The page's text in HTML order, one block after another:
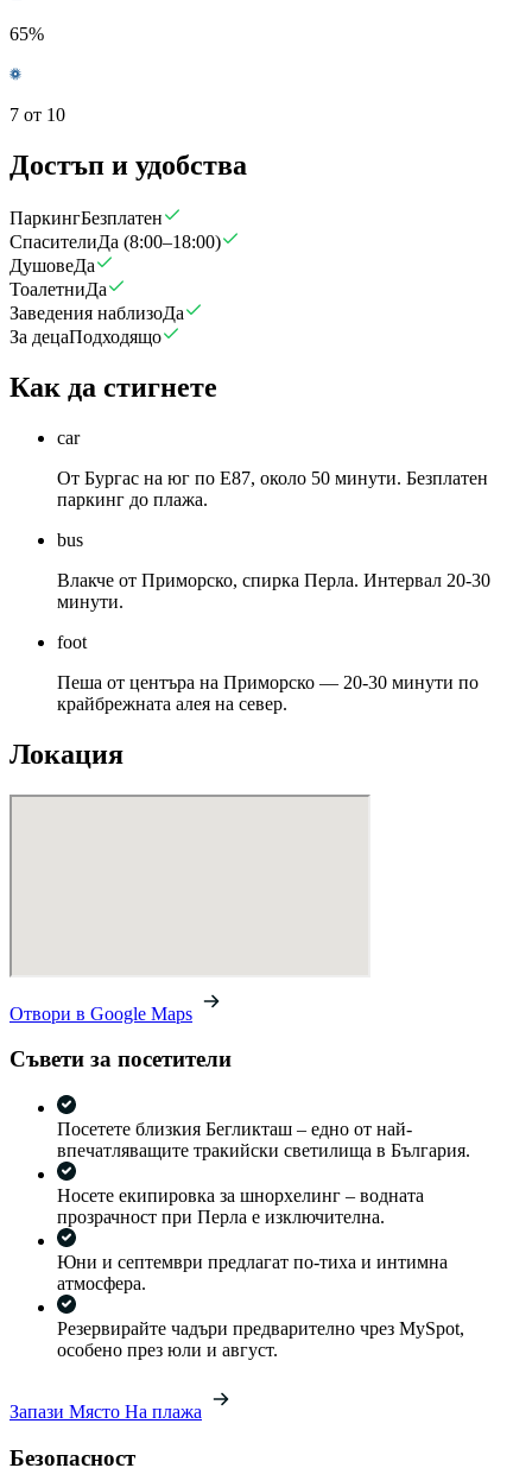
65%
7 от 10
Достъп и удобства
ПаркингБезплатен
СпасителиДа (8:00–18:00)
ДушовеДа
ТоалетниДа
Заведения наблизоДа
За децаПодходящо
Как да стигнете
car
От Бургас на юг по Е87, около 50 минути. Безплатен
паркинг до плажа.
bus
Влакче от Приморско, спирка Перла. Интервал 20-30
минути.
foot
Пеша от центъра на Приморско — 20-30 минути по
крайбрежната алея на север.
Локация
Отвори в Google Maps
Съвети за посетители
Посетете близкия Бегликташ – едно от най-
впечатляващите тракийски светилища в България.
Носете екипировка за шнорхелинг – водната
прозрачност при Перла е изключителна.
Юни и септември предлагат по-тиха и интимна
атмосфера.
Резервирайте чадъри предварително чрез MySpot,
особено през юли и август.
Запази Място На плажа
Безопасност